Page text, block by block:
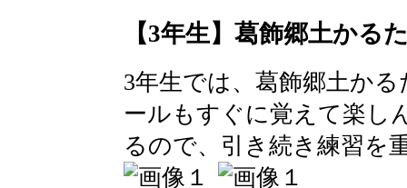
【3年生】葛飾郷土かる
3年生では、葛飾郷土か
ールもすぐに覚えて楽し
るので、引き続き練習を